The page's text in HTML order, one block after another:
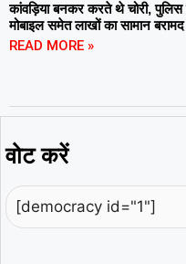
कांवड़िया बनकर करते थे चोरी, पुलिस
मोबाइल समेत लाखों का सामान बरामद
READ MORE »
वोट करें
[democracy id="1"]